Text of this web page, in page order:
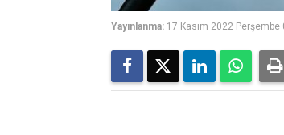
Yayınlanma: 17 Kasım 2022 Perşembe